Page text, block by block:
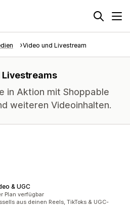
Video und Livestream
Livestreams
in Aktion mit Shoppable
weiteren Videoinhalten.
& UGC
Plan verfügbar
aus deinen Reels, TikToks & UGC-